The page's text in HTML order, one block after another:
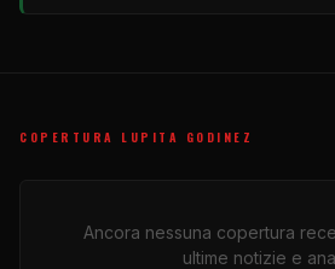
COPERTURA LUPITA GODINEZ
Ancora nessuna copertura
ultime notizie e